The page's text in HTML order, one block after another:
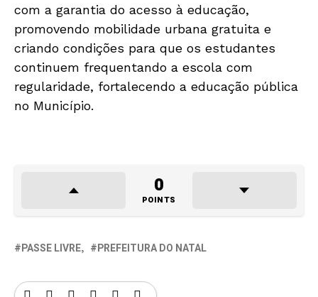
com a garantia do acesso à educação,
promovendo mobilidade urbana gratuita e
criando condições para que os estudantes
continuem frequentando a escola com
regularidade, fortalecendo a educação pública
no Município.
0
POINTS
PASSE LIVRE PREFEITURA DO NATAL